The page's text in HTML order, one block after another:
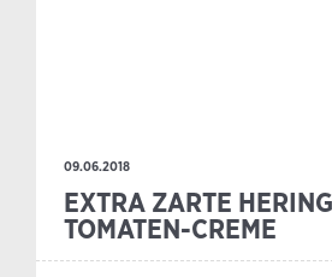
09.06.2018
EXTRA ZARTE
TOMATEN-CREME